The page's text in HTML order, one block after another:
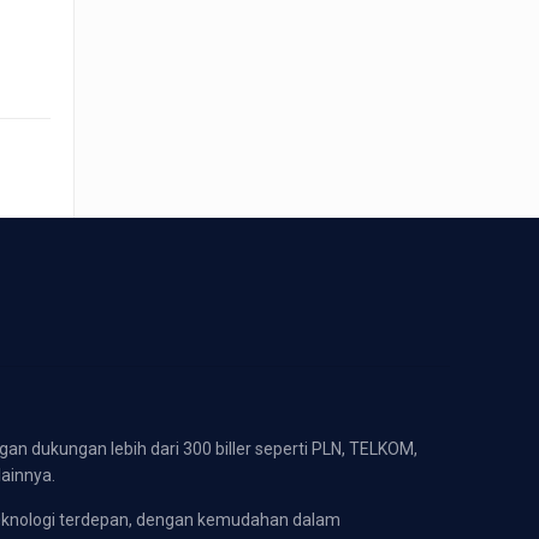
dukungan lebih dari 300 biller seperti PLN, TELKOM,
terdepan, dengan kemudahan dalam